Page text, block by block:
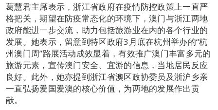
葛慧君主席表示，浙江省政府在疫情防控政策上一直严
格把关，期望在防疫常态化的环境下，澳门与浙江两地
政府能进一步交流，助力包括旅游业在内的各个行业的
发展。她表示，留意到特区政府3月底在杭州举办的“杭
州澳门周”路展活动成效显着，有效推广澳门丰富多元的
旅游元素，宣传澳门安全、宜游的信息，当地居民反应
良好。此外，她亦提到浙江省澳区政协委员及浙沪乡亲
一直弘扬爱国爱澳的核心价值，为两地的发展作出贡
献。